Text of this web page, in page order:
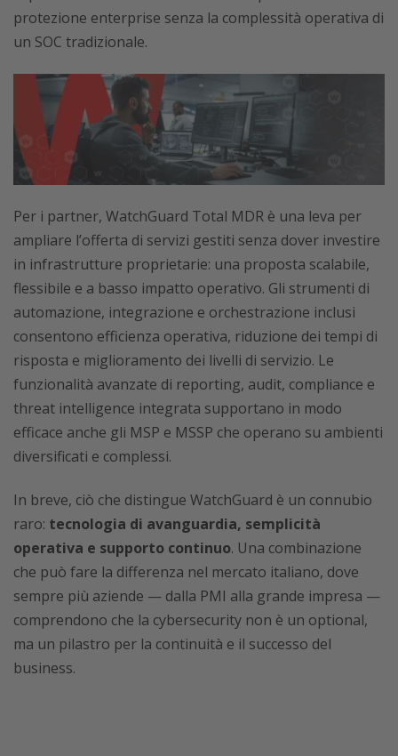
protezione enterprise senza la complessità operativa di
un SOC tradizionale.
Per i partner, WatchGuard Total MDR è una leva per
ampliare l’offerta di servizi gestiti senza dover investire
in infrastrutture proprietarie: una proposta scalabile,
flessibile e a basso impatto operativo. Gli strumenti di
automazione, integrazione e orchestrazione inclusi
consentono efficienza operativa, riduzione dei tempi di
risposta e miglioramento dei livelli di servizio. Le
funzionalità avanzate di reporting, audit, compliance e
threat intelligence integrata supportano in modo
efficace anche gli MSP e MSSP che operano su ambienti
diversificati e complessi.
In breve, ciò che distingue WatchGuard è un connubio
raro: tecnologia di avanguardia, semplicità
operativa e supporto continuo. Una combinazione
che può fare la differenza nel mercato italiano, dove
sempre più aziende — dalla PMI alla grande impresa —
comprendono che la cybersecurity non è un optional,
ma un pilastro per la continuità e il successo del
business.